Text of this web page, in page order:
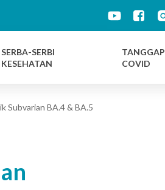
SERBA-SERBI
KESEHATAN
TANGGAP
COVID
Subvarian BA.4 & BA.5